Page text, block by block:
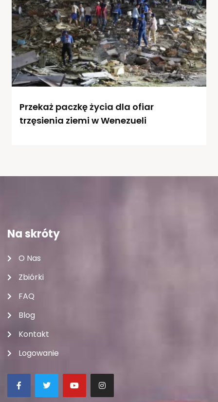
Przekaż paczkę życia dla ofiar
trzęsienia ziemi w Wenezueli
Na skróty
O Nas
Zbiórki
FAQ
Blog
Kontakt
Logowanie